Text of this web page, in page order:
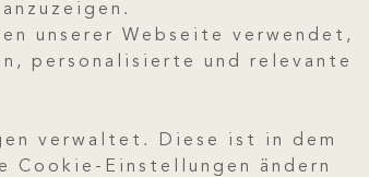
unserer Webseite verwendet,
personalisierte und relevante
verwaltet. Diese ist in dem
Cookie-Einstellungen ändern